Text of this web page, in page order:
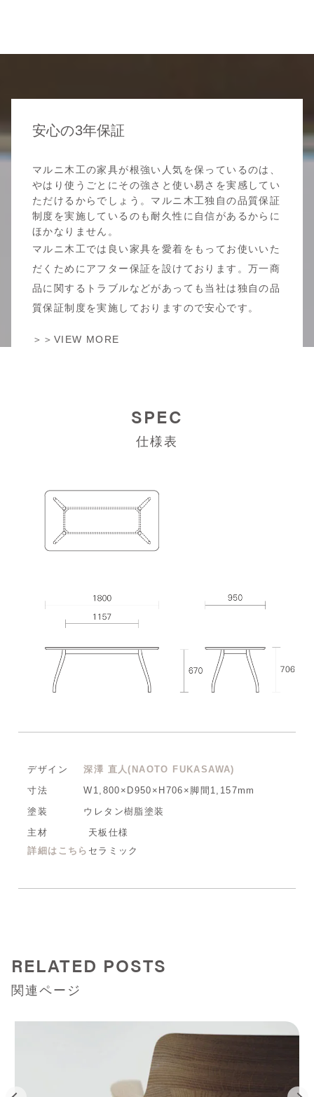
安心の3年保証
マルニ木工の家具が根強い人気を保っているのは、
やはり使うごとにその強さと使い易さを実感してい
ただけるからでしょう。マルニ木工独自の品質保証
制度を実施しているのも耐久性に自信があるからに
ほかなりません。
マルニ木工では良い家具を愛着をもってお使いいた
だくためにアフター保証を設けております。万一商
品に関するトラブルなどがあっても当社は独自の品
質保証制度を実施しておりますので安心です。
＞＞VIEW MORE
SPEC
仕様表
デザイン
深澤 直人(NAOTO FUKASAWA)
寸法
W1,800×D950×H706×脚間1,157mm
塗装
ウレタン樹脂塗装
主材
詳細はこちら
天板仕様
セラミック
RELATED POSTS
関連ページ